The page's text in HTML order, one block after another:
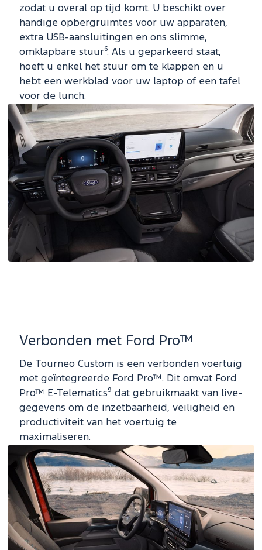
zodat u overal op tijd komt. U beschikt over
handige opbergruimtes voor uw apparaten,
extra USB-aansluitingen en ons slimme,
omklapbare stuur⁶. Als u geparkeerd staat,
hoeft u enkel het stuur om te klappen en u
hebt een werkblad voor uw laptop of een tafel
voor de lunch.
Verbonden met Ford Pro™
De Tourneo Custom is een verbonden voertuig
met geïntegreerde Ford Pro™. Dit omvat Ford
Pro™ E-Telematics⁹ dat gebruikmaakt van live-
gegevens om de inzetbaarheid, veiligheid en
productiviteit van het voertuig te
maximaliseren.